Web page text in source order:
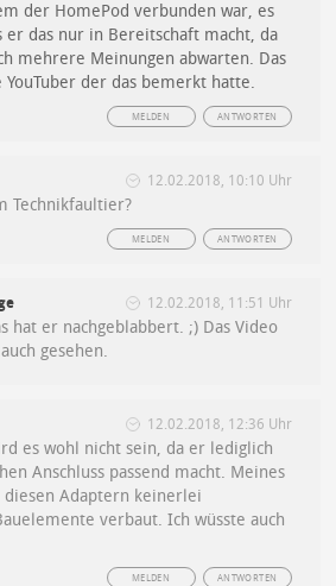
der HomePod verbunden war, es
er das nur in Bereitschaft macht, da
mehrere Meinungen abwarten. Das
der das bemerkt hatte.
ANTWORTEN
MELDEN
12.02.2018, 10:10 Uhr
Technikfaultier?
ANTWORTEN
MELDEN
12.02.2018, 11:51 Uhr
hat er nachgeblabbert. ;) Das Video
gesehen.
12.02.2018, 12:36 Uhr
es wohl nicht sein, da er lediglich
Anschluss passend macht. Meines
diesen Adaptern keinerlei
verbaut. Ich wüsste auch
ANTWORTEN
MELDEN